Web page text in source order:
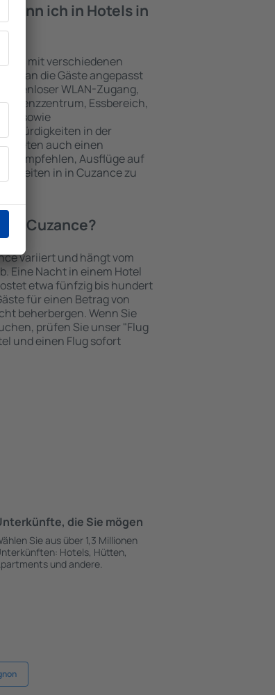
kann ich in Hotels in
mit verschiedenen
die an die Gäste angepasst
WLAN-Zugang,
Essbereich,
sowie
in der
bieten auch einen
empfehlen, Ausflüge auf
in in Cuzance zu
in Cuzance?
variiert und hängt vom
Eine Nacht in einem Hotel
etwa fünfzig bis hundert
für einen Betrag von
beherbergen. Wenn Sie
prüfen Sie unser "Flug
und einen Flug sofort
die Sie mögen
Sie aus über 1,3 Millionen
Hotels, Hütten,
und andere.